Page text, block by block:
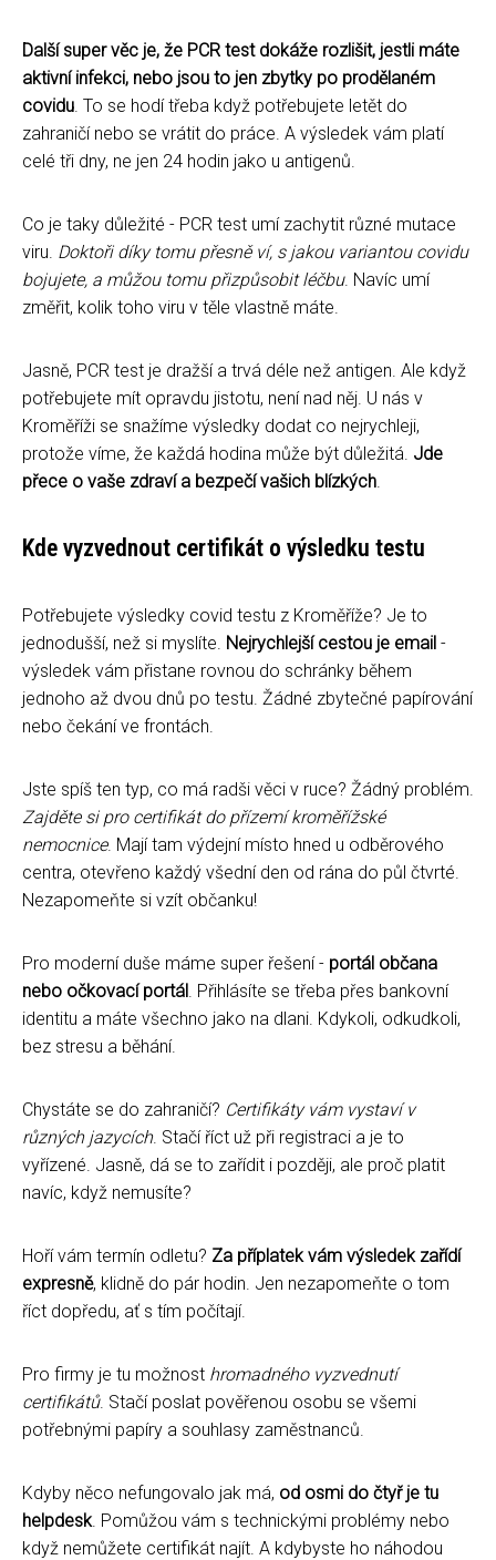
Další super věc je, že PCR test dokáže rozlišit, jestli máte
aktivní infekci, nebo jsou to jen zbytky po prodělaném
covidu . To se hodí třeba když potřebujete letět do
zahraničí nebo se vrátit do práce. A výsledek vám platí
celé tři dny, ne jen 24 hodin jako u antigenů.
Co je taky důležité - PCR test umí zachytit různé mutace
viru. Doktoři díky tomu přesně ví, s jakou variantou covidu
bojujete, a můžou tomu přizpůsobit léčbu. Navíc umí
změřit, kolik toho viru v těle vlastně máte.
Jasně, PCR test je dražší a trvá déle než antigen. Ale když
potřebujete mít opravdu jistotu, není nad něj. U nás v
Kroměříži se snažíme výsledky dodat co nejrychleji,
protože víme, že každá hodina může být důležitá. Jde
přece o vaše zdraví a bezpečí vašich blízkých
Kde vyzvednout certifikát o výsledku testu
Potřebujete výsledky covid testu z Kroměříže? Je to
jednodušší, než si myslíte. Nejrychlejší cestou je email -
výsledek vám přistane rovnou do schránky během
jednoho až dvou dnů po testu. Žádné zbytečné papírování
nebo čekání ve frontách.
Jste spíš ten typ, co má radši věci v ruce? Žádný problém.
Zajděte si pro certifikát do přízemí kroměřížské
nemocnice. Mají tam výdejní místo hned u odběrového
centra, otevřeno každý všední den od rána do půl čtvrté.
Nezapomeňte si vzít občanku!
Pro moderní duše máme super řešení - portál občana
nebo očkovací portál . Přihlásíte se třeba přes bankovní
identitu a máte všechno jako na dlani. Kdykoli, odkudkoli,
bez stresu a běhání.
Chystáte se do zahraničí? Certifikáty vám vystaví v
různých jazycích. Stačí říct už při registraci a je to
vyřízené. Jasně, dá se to zařídit i později, ale proč platit
navíc, když nemusíte?
Hoří vám termín odletu? Za příplatek vám výsledek zařídí
expresně, klidně do pár hodin. Jen nezapomeňte o tom
říct dopředu, ať s tím počítají.
Pro firmy je tu možnost hromadného vyzvednutí
certifikátů. Stačí poslat pověřenou osobu se všemi
potřebnými papíry a souhlasy zaměstnanců.
Kdyby něco nefungovalo jak má, od osmi do čtyř je tu
helpdesk . Pomůžou vám s technickými problémy nebo
když nemůžete certifikát najít. A kdybyste ho náhodou